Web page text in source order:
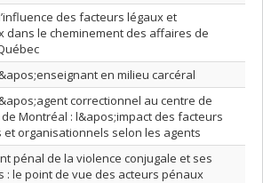
des facteurs légaux et
dans le cheminement des affaires de
en milieu carcéral
correctionnel au centre de
Montréal : l&apos;impact des facteurs
organisationnels selon les agents
pénal de la violence conjugale et ses
: le point de vue des acteurs pénaux